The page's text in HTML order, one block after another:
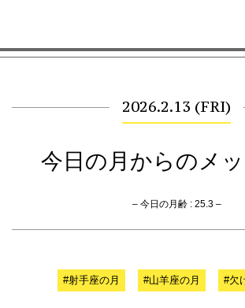
2026.2.13 (FRI)
今日の月からのメ
– 今日の月齢 : 25.3 –
#射手座の月 #山羊座の月 #欠